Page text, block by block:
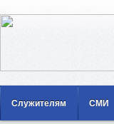
Служителям СМИ